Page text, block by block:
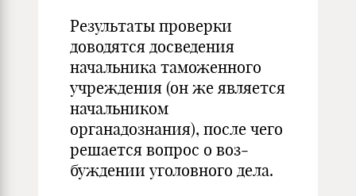
Результаты проверки
доводятся досведения
начальни­ка таможенного
учреждения (он же является
начальни­ком
органадознания), после чего
решается вопрос о воз­
буждении уголовного дела.